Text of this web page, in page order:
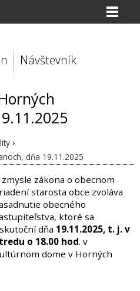
Návštevník
›
dňa 19.11.2025
zmysle zákona o obecnom
starosta obce zvoláva
obecného
ktoré sa
dňa 19.11.2025, t. j. v
o 18.00 hod. v
dome v Horných